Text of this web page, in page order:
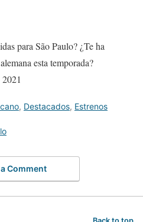
para São Paulo? ¿Te ha
esta temporada?
, Destacados, Estrenos
Comment